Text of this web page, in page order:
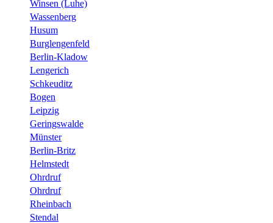
Winsen (Luhe)
Wassenberg
Husum
Burglengenfeld
Berlin-Kladow
Lengerich
Schkeuditz
Bogen
Leipzig
Geringswalde
Münster
Berlin-Britz
Helmstedt
Ohrdruf
Ohrdruf
Rheinbach
Stendal